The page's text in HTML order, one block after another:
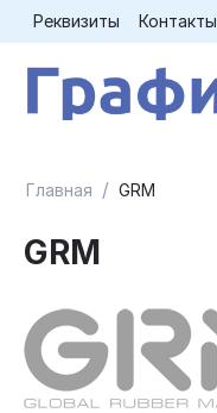
Реквизиты Контакты
Главная / GRM
GRM